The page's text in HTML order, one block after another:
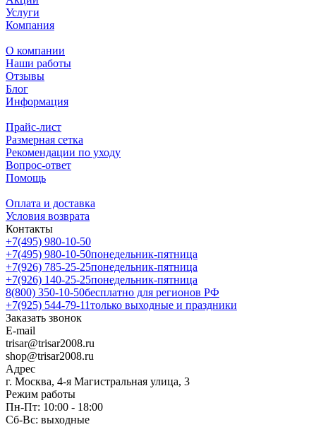
Услуги
Компания
О компании
Наши работы
Отзывы
Блог
Информация
Прайс-лист
Размерная сетка
Рекомендации по уходу
Вопрос-ответ
Помощь
Оплата и доставка
Условия возврата
Контакты
+7(495) 980-10-50
+7(495) 980-10-50понедельник-пятница
+7(926) 785-25-25понедельник-пятница
+7(926) 140-25-25понедельник-пятница
8(800) 350-10-50бесплатно для регионов РФ
+7(925) 544-79-11только выходные и праздники
Заказать звонок
E-mail
trisar@trisar2008.ru
shop@trisar2008.ru
Адрес
г. Москва, 4-я Магистральная улица, 3
Режим работы
Пн-Пт: 10:00 - 18:00
Сб-Вс: выходные